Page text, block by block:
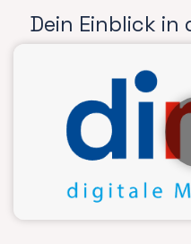
Dein Einblick in